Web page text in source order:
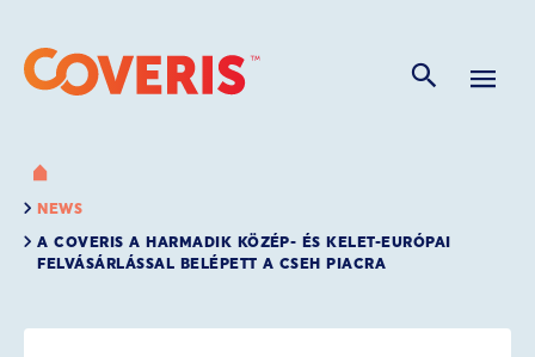
NEWS
A COVERIS A HARMADIK KÖZÉP- ÉS KELET-EURÓPAI
FELVÁSÁRLÁSSAL BELÉPETT A CSEH PIACRA